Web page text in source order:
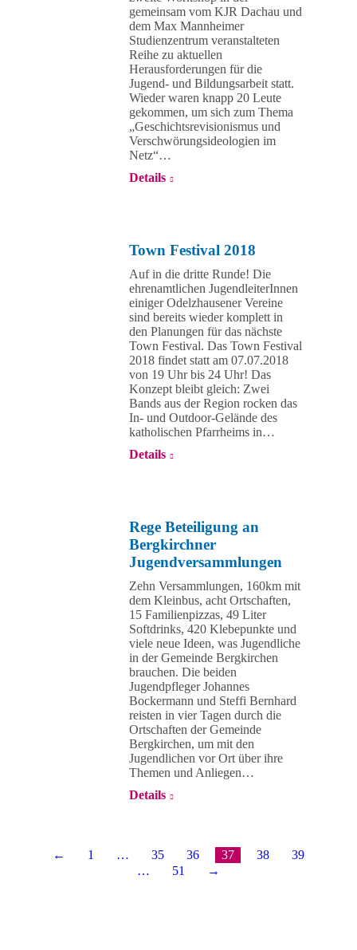
gemeinsam vom KJR Dachau und
dem Max Mannheimer
Studienzentrum veranstalteten
Reihe zu aktuellen
Herausforderungen für die
Jugend- und Bildungsarbeit statt.
Wieder waren knapp 20 Leute
gekommen, um sich zum Thema
„Geschichtsrevisionismus und
Verschwörungsideologien im
Netz“…
Details
Town Festival 2018
Auf in die dritte Runde! Die
ehrenamtlichen JugendleiterInnen
einiger Odelzhausener Vereine
sind bereits wieder komplett in
den Planungen für das nächste
Town Festival. Das Town Festival
2018 findet statt am 07.07.2018
von 19 Uhr bis 24 Uhr! Das
Konzept bleibt gleich: Zwei
Bands aus der Region rocken das
In- und Outdoor-Gelände des
katholischen Pfarrheims in…
Details
Rege Beteiligung an
Bergkirchner
Jugendversammlungen
Zehn Versammlungen, 160km mit
dem Kleinbus, acht Ortschaften,
15 Familienpizzas, 49 Liter
Softdrinks, 420 Klebepunkte und
viele neue Ideen, was Jugendliche
in der Gemeinde Bergkirchen
brauchen. Die beiden
Jugendpfleger Johannes
Bockermann und Steffi Bernhard
reisten in vier Tagen durch die
Ortschaften der Gemeinde
Bergkirchen, um mit den
Jugendlichen vor Ort über ihre
Themen und Anliegen…
Details
← 1 … 35 36 37 38
39
…
51 →